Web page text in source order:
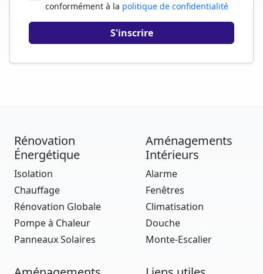
conformément à la politique de confidentialité
Rénovation
Énergétique
Isolation
Chauffage
Rénovation Globale
Pompe à Chaleur
Panneaux Solaires
Aménagements
Intérieurs
Alarme
Fenêtres
Climatisation
Douche
Monte-Escalier